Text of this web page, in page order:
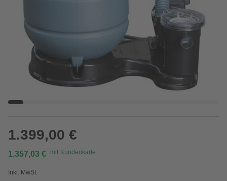
1.399,00 €
1.357,03 € mit Kundenkarte
Inkl. MwSt.